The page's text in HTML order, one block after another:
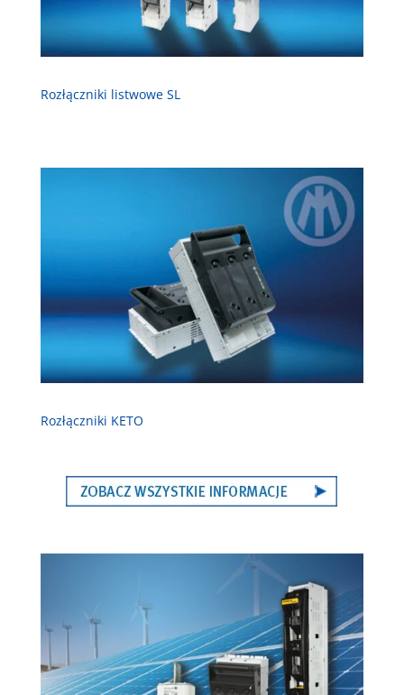
Rozłączniki listwowe SL
Rozłączniki KETO